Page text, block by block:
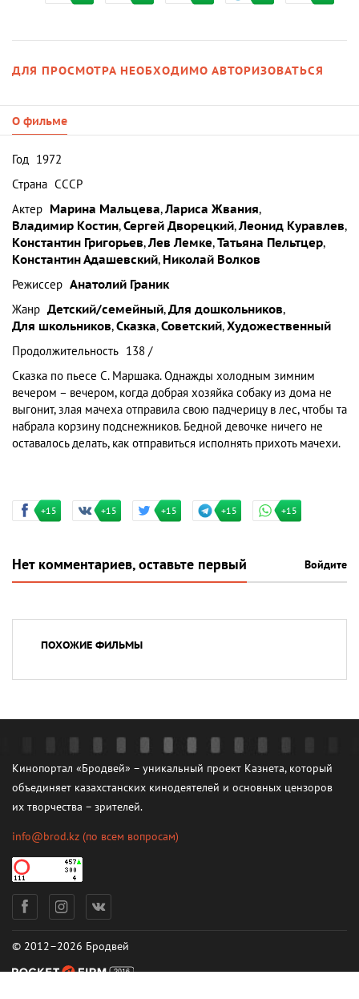
ДЛЯ ПРОСМОТРА НЕОБХОДИМО АВТОРИЗОВАТЬСЯ
О фильме
Год 1972
Страна СССР
Актер Марина Мальцева,Лариса Жвания,
Владимир Костин,Сергей Дворецкий,Леонид Куравлев,
Константин Григорьев,Лев Лемке,Татьяна Пельтцер,
Константин Адашевский, Николай Волков
Режиссер Анатолий Граник
Жанр Детский/семейный,Для дошкольников,
Для школьников,Сказка,Советский,Художественный
Продолжительность 138 /
Сказка по пьесе С. Маршака. Однажды холодным зимним
вечером – вечером, когда добрая хозяйка собаку из дома не
выгонит, злая мачеха отправила свою падчерицу в лес, чтобы та
набрала корзину подснежников. Бедной девочке ничего не
оставалось делать, как отправиться исполнять прихоть мачехи.
+15 +15 +15 +15 +15
Нет комментариев, оставьте первый Войдите
ПОХОЖИЕ ФИЛЬМЫ
Кинопортал «Бродвей» – уникальный проект Казнета, который
объединяет казахстанских кинодеятелей и основных цензоров
их творчества – зрителей.
info@brod.kz (по всем вопросам)
© 2012–2026 Бродвей